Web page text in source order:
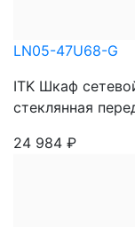
LN05-47U68-G
ITK Шкаф
стеклянная
24 984 ₽